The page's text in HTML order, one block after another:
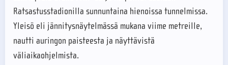
Ratsastusstadionilla sunnuntaina hienoissa tunnelmissa.
Yleisö eli jännitysnäytelmässä mukana viime metreille,
nautti auringon paisteesta ja näyttävistä
väliaikaohjelmista.